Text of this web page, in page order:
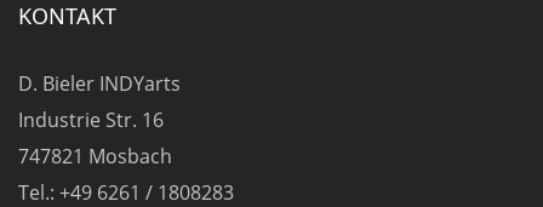
KONTAKT
D. Bieler INDYarts
Industrie Str. 16
747821 Mosbach
Tel.: +49 6261 / 1808283